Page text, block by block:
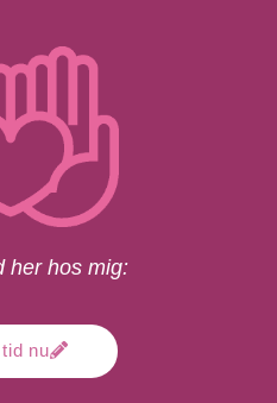
her hos mig:
nu